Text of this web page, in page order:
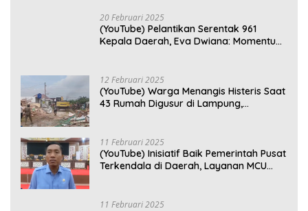
20 Februari 2025
(YouTube) Pelantikan Serentak 961
Kepala Daerah, Eva Dwiana: Momentum
12 Februari 2025
(YouTube) Warga Menangis Histeris Saat
43 Rumah Digusur di Lampung,
11 Februari 2025
(YouTube) Inisiatif Baik Pemerintah Pusat
Terkendala di Daerah, Layanan MCU
11 Februari 2025